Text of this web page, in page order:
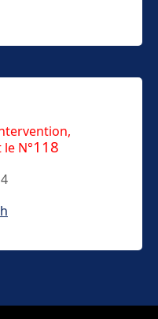
N°118